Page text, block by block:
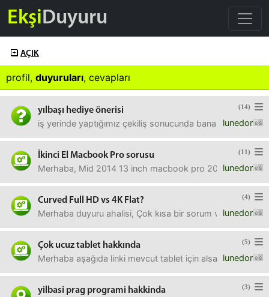
EkşiDuyuru
AÇIK
profil, duyuruları, cevapları
(14)
yılbaşı hediye önerisi
lunedor
iş yerinde yaptığımız çekiliş sonucunda bana çıkan
(11)
İkinci El Macbook Pro sorusu
lunedor
Merhaba, Mid 2014 13 inch macbook pro 2000 TL fiyata
(4)
Curved Full HD vs 4K Flat?
lunedor
Merhaba duyuru ahalisi, Çok kısa bir sorum var
(5)
Çok ucuz tablet hakkında
lunedor
Merhaba aşağıda linki mevcut tablet için alsam mı
(3)
yilbasi prag programi hakkinda